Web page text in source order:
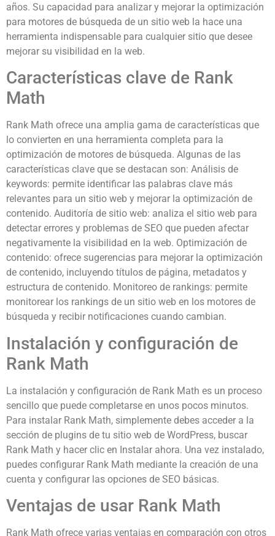
años. Su capacidad para analizar y mejorar la optimización
para motores de búsqueda de un sitio web la hace una
herramienta indispensable para cualquier sitio que desee
mejorar su visibilidad en la web.
Características clave de Rank
Math
Rank Math ofrece una amplia gama de características que
lo convierten en una herramienta completa para la
optimización de motores de búsqueda. Algunas de las
características clave que se destacan son: Análisis de
keywords: permite identificar las palabras clave más
relevantes para un sitio web y mejorar la optimización de
contenido. Auditoría de sitio web: analiza el sitio web para
detectar errores y problemas de SEO que pueden afectar
negativamente la visibilidad en la web. Optimización de
contenido: ofrece sugerencias para mejorar la optimización
de contenido, incluyendo títulos de página, metadatos y
estructura de contenido. Monitoreo de rankings: permite
monitorear los rankings de un sitio web en los motores de
búsqueda y recibir notificaciones cuando cambian.
Instalación y configuración de
Rank Math
La instalación y configuración de Rank Math es un proceso
sencillo que puede completarse en unos pocos minutos.
Para instalar Rank Math, simplemente debes acceder a la
sección de plugins de tu sitio web de WordPress, buscar
Rank Math y hacer clic en Instalar ahora. Una vez instalado,
puedes configurar Rank Math mediante la creación de una
cuenta y configurar las opciones de SEO básicas.
Ventajas de usar Rank Math
Rank Math ofrece varias ventajas en comparación con otros